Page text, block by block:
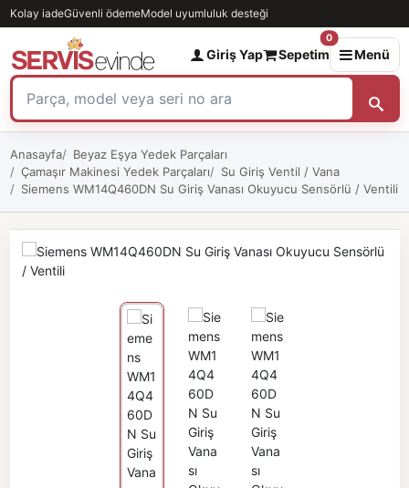
Kolay iadeGüvenli ödemeModel uyumluluk desteği
Giriş Yap Sepetim
0
Menü
Anasayfa
Beyaz Eşya Yedek Parçaları
Çamaşır Makinesi Yedek Parçaları
Su Giriş Ventil / Vana
Siemens WM14Q460DN Su Giriş Vanası Okuyucu Sensörlü / Ventili